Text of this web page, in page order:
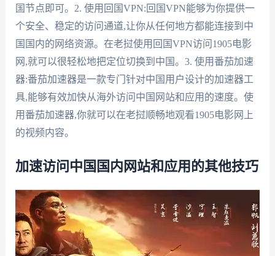
国节点即可。2. 使用回国VPN:回国VPN能够为你提供一
个安全、稳定的访问通道,让你从任何地方都能连接到中
国国内的网络资源。在老挝使用回国VPN访问1905电影
网,就可以很轻松地把定位切换到中国。3. 使用番茄加速
器:番茄加速器是一款专门针对中国用户设计的加速器工
具,能够有效加快从海外访问中国网站和应用的速度。使
用番茄加速器,你就可以在老挝顺畅地观看1905电影网上
的视频内容。
加速访问中国国内网站和应用的其他技巧